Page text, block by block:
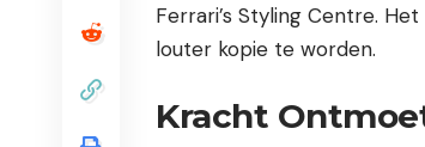
Ferrari’s Styling Centre.
louter kopie te worden.
Kracht